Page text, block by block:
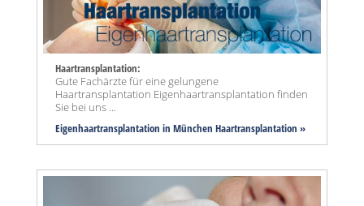
Haartransplantation:
Gute Fachärzte für eine gelungene
Haartransplantation Eigenhaartransplantation finden
Sie bei uns ...
Eigenhaartransplantation in München Haartransplantation »